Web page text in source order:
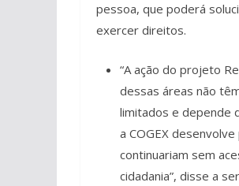
pessoa, que poderá
exercer direitos.
“A ação do projeto
dessas áreas não
limitados e depende
a COGEX
continuariam sem
cidadania”, disse a